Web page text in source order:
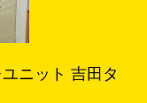
ニット 吉田タ